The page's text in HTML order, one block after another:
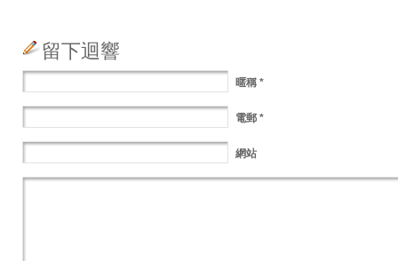
留下迴響
暱稱 *
電郵 *
網站